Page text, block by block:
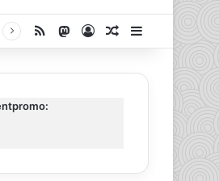
RSS Mastodon
AnmeldenZufälliger